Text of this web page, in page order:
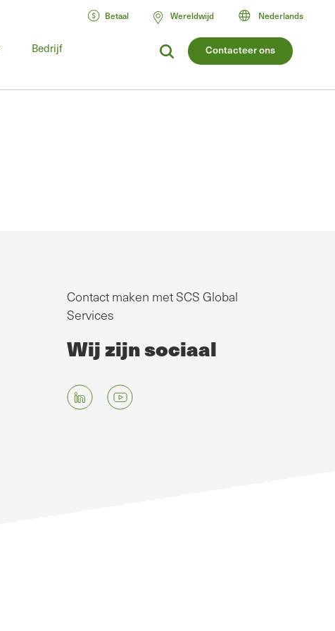
Contacteer ons
Bedrijf
Betaal Wereldwijd Nederlands
Contact maken met SCS Global
Services
Wij zijn sociaal